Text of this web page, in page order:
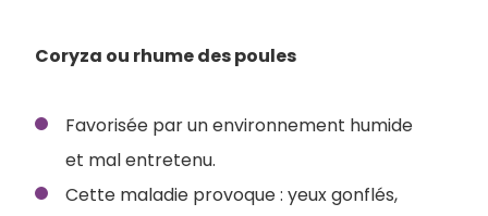
Coryza ou rhume des poules
Favorisée par un environnement humide
et mal entretenu.
Cette maladie provoque : yeux gonflés,